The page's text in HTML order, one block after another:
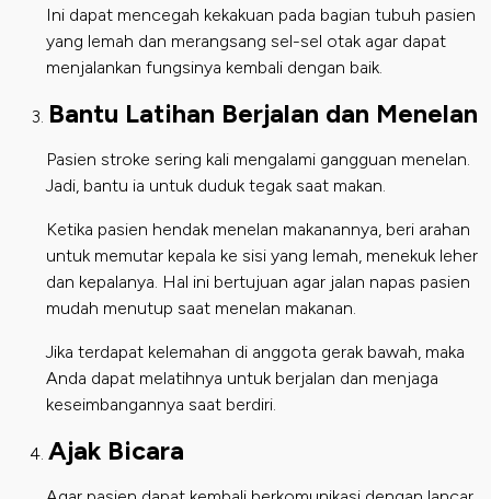
Ini dapat mencegah kekakuan pada bagian tubuh pasien
yang lemah dan merangsang sel-sel otak agar dapat
menjalankan fungsinya kembali dengan baik.
Bantu Latihan Berjalan dan Menelan
Pasien stroke sering kali mengalami gangguan menelan.
Jadi, bantu ia untuk duduk tegak saat makan.
Ketika pasien hendak menelan makanannya, beri arahan
untuk memutar kepala ke sisi yang lemah, menekuk leher
dan kepalanya. Hal ini bertujuan agar jalan napas pasien
mudah menutup saat menelan makanan.
Jika terdapat kelemahan di anggota gerak bawah, maka
Anda dapat melatihnya untuk berjalan dan menjaga
keseimbangannya saat berdiri.
Ajak Bicara